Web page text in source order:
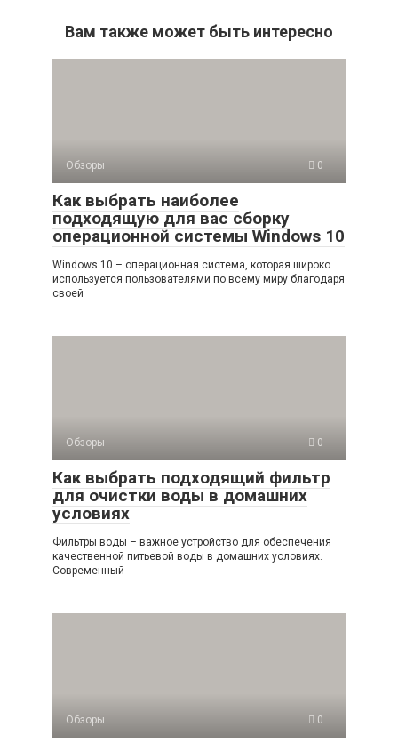
Вам также может быть интересно
Обзоры 0
Как выбрать наиболее
подходящую для вас сборку
операционной системы Windows 10
Windows 10 – операционная система, которая широко
используется пользователями по всему миру благодаря
своей
Обзоры 0
Как выбрать подходящий фильтр
для очистки воды в домашних
условиях
Фильтры воды – важное устройство для обеспечения
качественной питьевой воды в домашних условиях.
Современный
Обзоры 0